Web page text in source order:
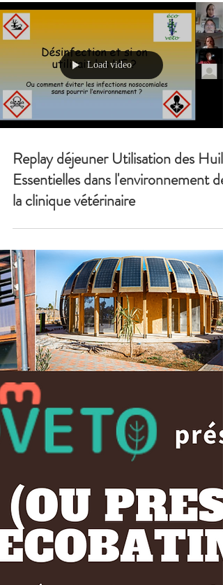
Load video
Replay déjeuner Utilisation des
Essentielles dans l'environnement de
la clinique vétérinaire